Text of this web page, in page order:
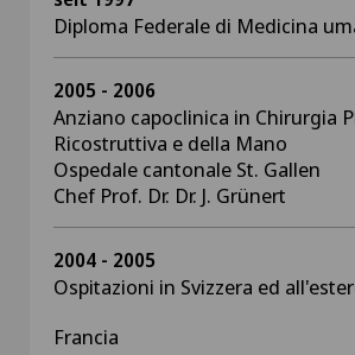
Diploma Federale di Medicina
2005 - 2006
Anziano capoclinica in Chirurgia
Ricostruttiva e della Mano
Ospedale cantonale St. Gallen
Chef Prof. Dr. Dr. J. Grünert
2004 - 2005
Ospitazioni in Svizzera ed
Francia